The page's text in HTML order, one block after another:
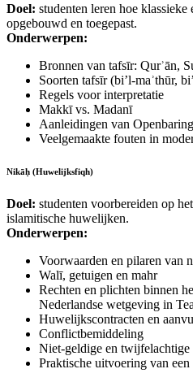
Doel: studenten leren hoe
opgebouwd en toegepast.
Onderwerpen:
Bronnen van tafsīr: Qurʾān,
Soorten tafsīr (bi’l‑maʾthūr,
Regels voor interpretatie
Makkī vs. Madanī
Aanleidingen van
Veelgemaakte fouten in
Nikāḥ (Huwelijksfiqh)
Doel: studenten voorbereiden op
islamitische huwelijken.
Onderwerpen:
Voorwaarden en pilaren van
Walī, getuigen en mahr
Rechten en plichten binnen
Nederlandse wetgeving in
Huwelijkscontracten en
Conflictbemiddeling
Niet‑geldige en
Praktische uitvoering van een